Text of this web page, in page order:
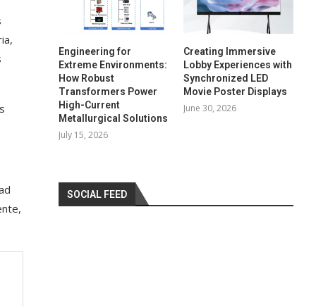
Engineering for
Extreme Environments:
How Robust
Transformers Power
High-Current
Metallurgical Solutions
July 15, 2026
Creating Immersive
Lobby Experiences with
Synchronized LED
Movie Poster Displays
June 30, 2026
SOCIAL FEED